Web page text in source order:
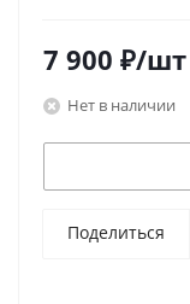
7 900 ₽/шт
Нет в наличии
Поделиться